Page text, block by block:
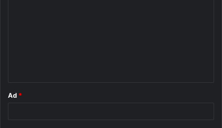
Ad *